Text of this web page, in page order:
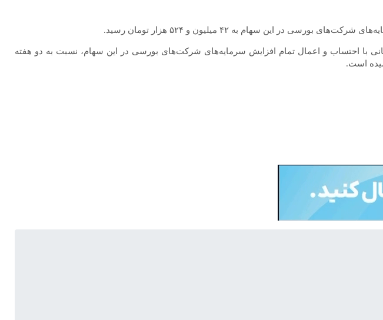
با احتساب و اعمال تمام افزایش سرمایه‌های شرکت‌های بورسی در این سهام، نسبت به دو هفته